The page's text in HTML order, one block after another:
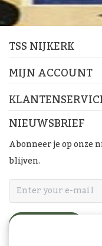
TSS NIJKERK
MIJN ACCOUNT
NIEUWSBRIEF
Abonneer je op onze
blijven.